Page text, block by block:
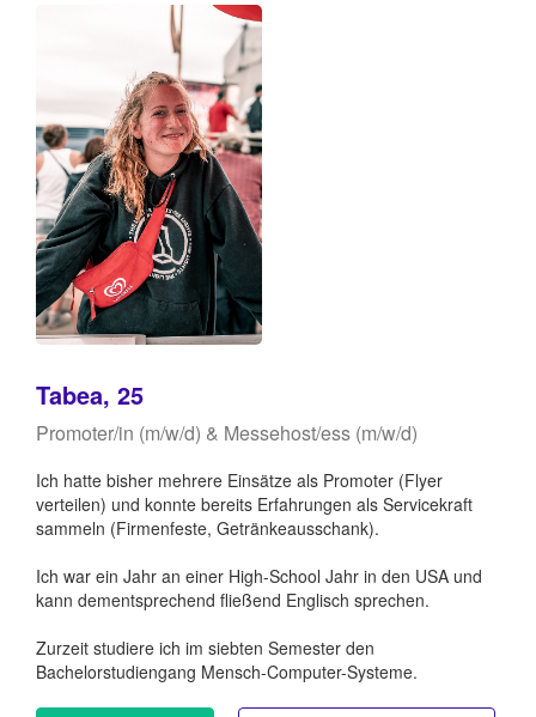
Tabea, 25
Promoter/in (m/w/d) & Messehost/ess (m/w/d)
Ich hatte bisher mehrere Einsätze als Promoter (Flyer
verteilen) und konnte bereits Erfahrungen als Servicekraft
sammeln (Firmenfeste, Getränkeausschank).
Ich war ein Jahr an einer High-School Jahr in den USA und
kann dementsprechend fließend Englisch sprechen.
Zurzeit studiere ich im siebten Semester den
Bachelorstudiengang Mensch-Computer-Systeme.